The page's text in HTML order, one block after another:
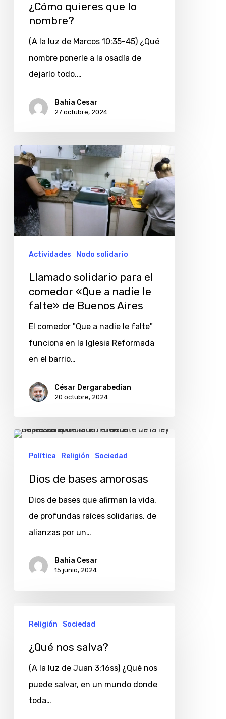
¿Cómo quieres que lo
nombre?
(A la luz de Marcos 10:35-45) ¿Qué
nombre ponerle a la osadía de
dejarlo todo,…
Bahia Cesar
27 octubre, 2024
Llamado
solidario
para
comedor
«Que
falte»
Buenos
Aires
Actividades Nodo solidario
Llamado solidario para el
comedor «Que a nadie le
falte» de Buenos Aires
El comedor "Que a nadie le falte"
funciona en la Iglesia Reformada
en el barrio…
César Dergarabedian
20 octubre, 2024
Dios
amorosas
Política Religión Sociedad
Dios de bases amorosas
Dios de bases que afirman la vida,
de profundas raíces solidarias, de
alianzas por un…
Bahia Cesar
15 junio, 2024
salva?
Religión Sociedad
¿Qué nos salva?
(A la luz de Juan 3:16ss) ¿Qué nos
puede salvar, en un mundo donde
toda…